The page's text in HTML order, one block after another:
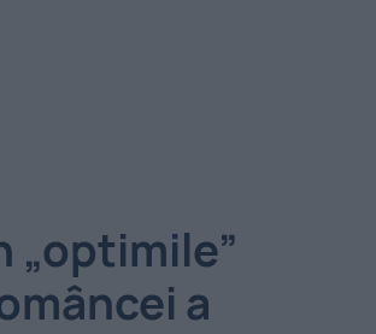
„optimile”
a